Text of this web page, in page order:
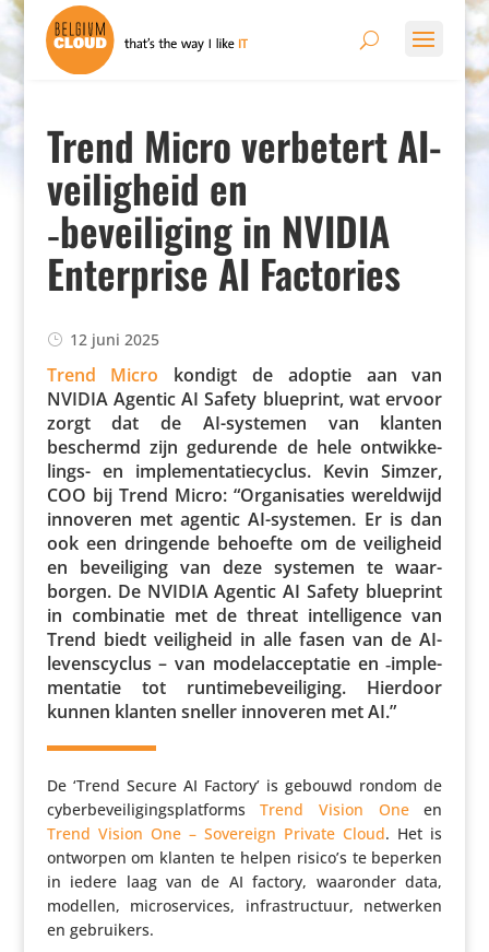
Trend Micro verbetert AI-
veiligheid en
‑beveiliging in NVIDIA
Enterprise AI Factories
12 juni 2025
Trend Micro kondigt de adoptie aan van
NVIDIA Agentic AI Safety blueprint, wat ervoor
zorgt dat de AI-systemen van klanten
beschermd zijn gedurende de hele ontwik­ke­
lings- en imple­men­ta­tie­cy­clus. Kevin Simzer,
COO bij Trend Micro: “Orga­ni­sa­ties wereld­wijd
innoveren met agentic AI-systemen. Er is dan
ook een dringende behoefte om de veilig­heid
en bevei­li­ging van deze systemen te waar­
borgen. De NVIDIA Agentic AI Safety blueprint
in combi­natie met de threat intel­li­gence van
Trend biedt veilig­heid in alle fasen van de AI-
levens­cy­clus – van model­ac­cep­tatie en ‑imple­
men­tatie tot runti­me­be­vei­li­ging. Hierdoor
kunnen klanten sneller innoveren met AI.”
De ‘Trend Secure AI Factory’ is gebouwd rondom de
cyber­be­vei­li­gings­plat­formsTrend Vision Oneen
Trend Vision One – Sovereign Private Cloud. Het is
ontworpen om klanten te helpen risico’s te beperken
in iedere laag van de AI factory, waaronder data,
modellen, micro­ser­vices, infra­struc­tuur, netwerken
en gebruikers.